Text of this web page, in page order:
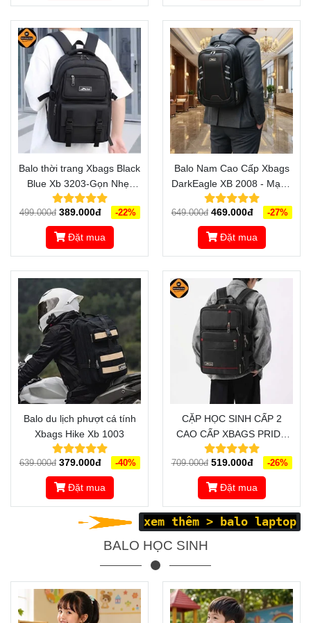
Balo thời trang Xbags Black
Blue Xb 3203-Gọn Nhẹ,
Đẹp Mắt
499.000đ 389.000đ -22%
Đặt mua
Balo Nam Cao Cấp Xbags
DarkEagle XB 2008 - Mạnh
Mẽ, Bền Bỉ, Chuẩn Chu
Trong Từng Tính Năng
649.000đ 469.000đ -27%
Đặt mua
Balo du lịch phượt cá tính
Xbags Hike Xb 1003
639.000đ 379.000đ -40%
Đặt mua
CẶP HỌC SINH CẤP 2
CAO CẤP XBAGS PRIDE
XB 4102 - THIẾT KẾ ĐA
NĂNG, THÔNG MINH,
SANG TRỌNG
709.000đ 519.000đ -26%
Đặt mua
xem thêm > balo laptop
BALO HỌC SINH